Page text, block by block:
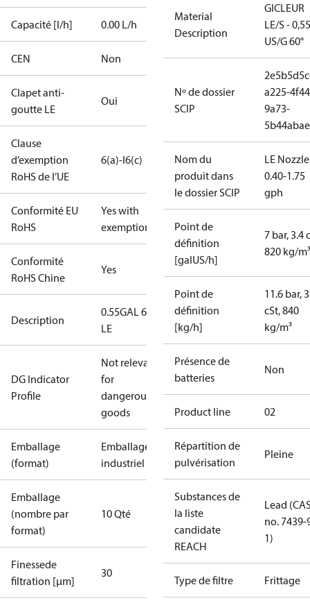
Capacité [l/h] 0.00 L/h
CEN Non
Clapet anti-
goutte LE
Oui
Clause
d’exemption
RoHS de l’UE
6(a)-I6(c)
Conformité EU
RoHS
Yes with
exemptions
Conformité
RoHS Chine
Yes
Description
0.55GAL 60S
LE
DG Indicator
Profile
Not relevant
for
dangerous
goods
Emballage
(format)
Emballage
industriel
Emballage
(nombre par
format)
10 Qté
Finessede
filtration [µm]
30
Material
Description
GICLEUR
LE/S - 0,55
US/G 60°
Nº de dossier
SCIP
a225-
9a73-
Nom du
produit dans
le dossier SCIP
LE
0.40-1.75
gph
Point de
définition
[galUS/h]
7 bar, 3.4
820 kg/m³
Point de
définition
[kg/h]
11.6 bar,
cSt, 840
kg/m³
Présence de
batteries
Non
Product line 02
Répartition de
pulvérisation
Pleine
Substances de
la liste
candidate
REACH
Lead
no. 7439-
1)
Type de filtre Frittage